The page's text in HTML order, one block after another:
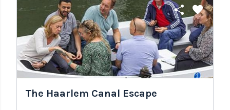
share favorite
The Haarlem Canal Escape